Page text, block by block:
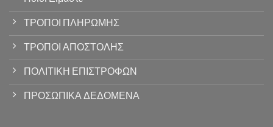
ΤΡΟΠΟΙ ΠΛΗΡΩΜΗΣ
ΤΡΟΠΟΙ ΑΠΟΣΤΟΛΗΣ
ΠΟΛΙΤΙΚΗ ΕΠΙΣΤΡΟΦΩΝ
ΠΡΟΣΩΠΙΚΑ ΔΕΔΟΜΕΝΑ